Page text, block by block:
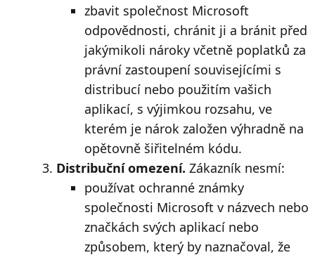
zbavit společnost Microsoft
odpovědnosti, chránit ji a bránit před
jakýmikoli nároky včetně poplatků za
právní zastoupení souvisejícími s
distribucí nebo použitím vašich
aplikací, s výjimkou rozsahu, ve
kterém je nárok založen výhradně na
opětovně šiřitelném kódu.
Distribuční omezení. Zákazník nesmí:
používat ochranné známky
společnosti Microsoft v názvech nebo
značkách svých aplikací nebo
způsobem, který by naznačoval, že